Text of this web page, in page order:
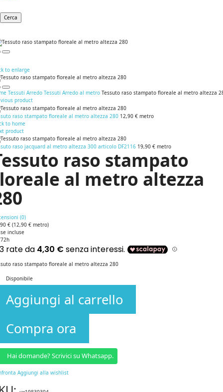
Cerca
to enlarge
Tessuti Arredo Tessuti Arredo al metro Tessuto raso stampato floreale al metro altezza
product
raso stampato floreale al metro altezza 280 12,90 € metro
to home
product
raso jacquard al metro altezza 300 articolo DF2116 19,90 € metro
raso stampato
al metro altezza
(0)
€ (12,90 € metro)
incluse
raso stampato floreale al metro altezza 280
Disponibile
Aggiungi al carrello
Compra ora
Hai domande? Scrivici su Whatsapp.
Aggiungi alla wishlist